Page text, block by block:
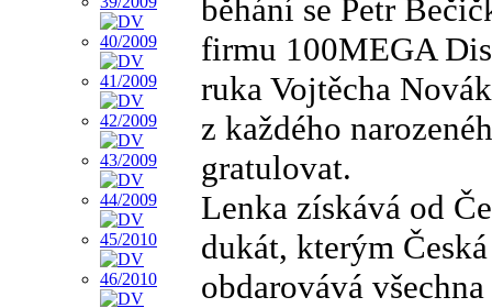
běhání se Petr
firmu 100MEGA
ruka Vojtěcha
z každého
gratulovat.
Lenka získává od
dukát, kterým
obdarovává